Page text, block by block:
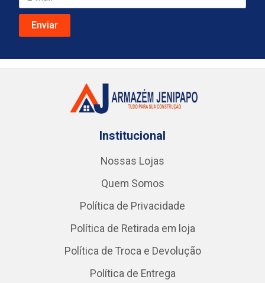
Institucional
Nossas Lojas
Quem Somos
Política de Privacidade
Política de Retirada em loja
Política de Troca e Devolução
Política de Entrega